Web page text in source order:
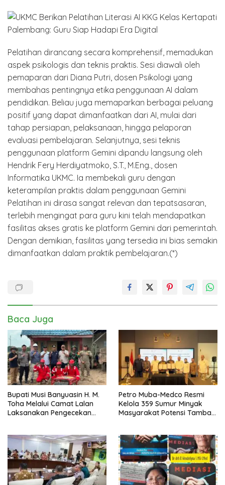
Pelatihan dirancang secara komprehensif, memadukan
aspek psikologis dan teknis praktis. Sesi diawali oleh
pemaparan dari Diana Putri, dosen Psikologi yang
membahas pentingnya etika penggunaan AI dalam
pendidikan. Beliau juga memaparkan berbagai peluang
positif yang dapat dimanfaatkan dari AI, mulai dari
tahap persiapan, pelaksanaan, hingga pelaporan
evaluasi pembelajaran. Selanjutnya, sesi teknis
penggunaan platform Gemini dipandu langsung oleh
Hendrik Fery Herdiyatmoko, S.T., M.Eng., dosen
Informatika UKMC. Ia membekali guru dengan
keterampilan praktis dalam penggunaan Gemini
Pelatihan ini dirasa sangat relevan dan tepatsasaran,
terlebih mengingat para guru kini telah mendapatkan
fasilitas akses gratis ke platform Gemini dari pemerintah.
Dengan demikian, fasilitas yang tersedia ini bias semakin
dimanfaatkan dalam praktik pembelajaran.(*)
Baca Juga
Bupati Musi Banyuasin H. M.
Toha Melalui Camat Lalan
Laksanakan Pengecekan
Perusahaan
Petro Muba-Medco Resmi
Kelola 359 Sumur Minyak
Masyarakat Potensi Tambah